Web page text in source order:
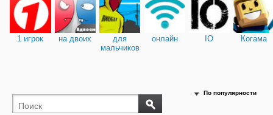
1 игрок на двоих
для
мальчиков
онлайн IO Когама
По популярности